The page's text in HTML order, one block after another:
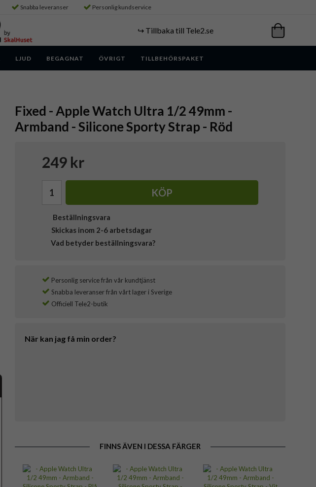
Snabba leveranser Personlig kundservice
↪️ Tillbaka till Tele2.se
LJUD BEGAGNAT ÖVRIGT TILLBEHÖRSPAKET
Fixed - Apple Watch Ultra 1/2 49mm -
Armband - Silicone Sporty Strap - Röd
249 kr
KÖP
Beställningsvara
Skickas inom 2-6 arbetsdagar
Vad betyder beställningsvara?
Personlig service från vår kundtjänst
Snabba leveranser från vårt lager i Sverige
Officiell Tele2-butik
När kan jag få min order?
FINNS ÄVEN I DESSA FÄRGER